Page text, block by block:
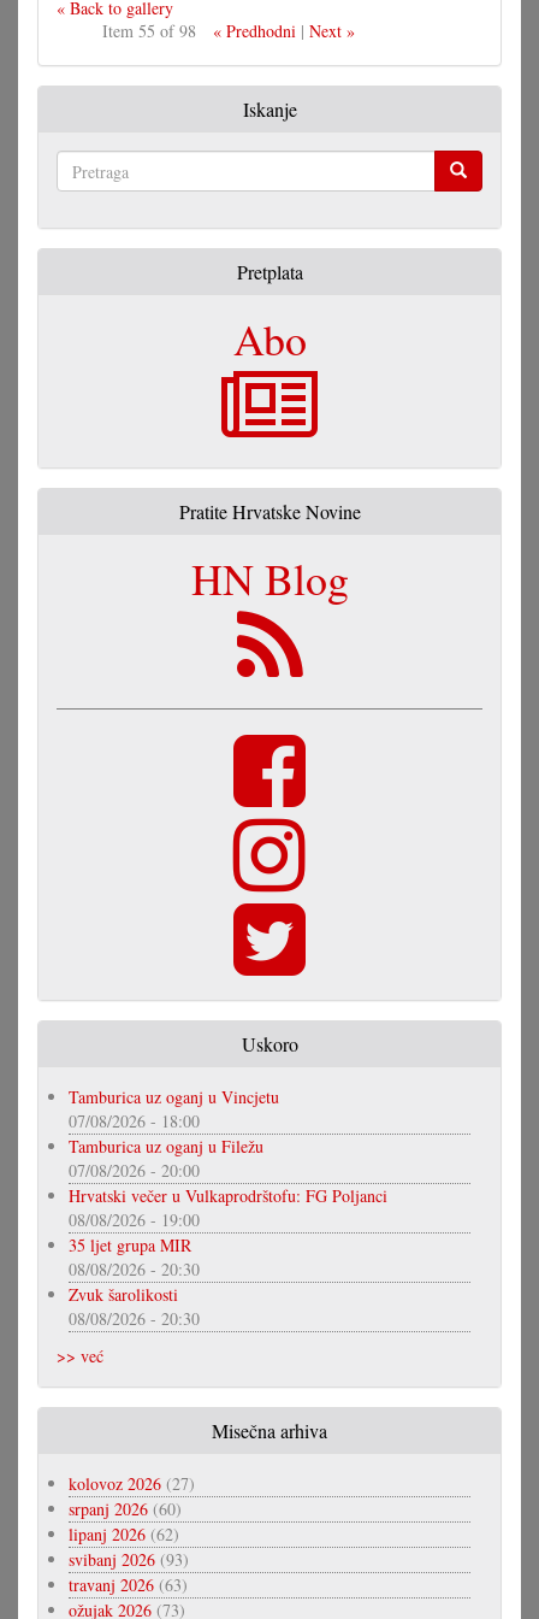
« Back to gallery
Item 55 of 98
« Predhodni| Next »
Iskanje
Pretplata
Abo
Pratite Hrvatske Novine
HN Blog
Uskoro
Tamburica uz oganj u Vincjetu
07/08/2026 - 18:00
Tamburica uz oganj u Filežu
07/08/2026 - 20:00
Hrvatski večer u Vulkaprodrštofu: FG Poljanci
08/08/2026 - 19:00
35 ljet grupa MIR
08/08/2026 - 20:30
Zvuk šarolikosti
08/08/2026 - 20:30
>> već
Misečna arhiva
kolovoz 2026 (27)
srpanj 2026 (60)
lipanj 2026 (62)
svibanj 2026 (93)
travanj 2026 (63)
ožujak 2026 (73)